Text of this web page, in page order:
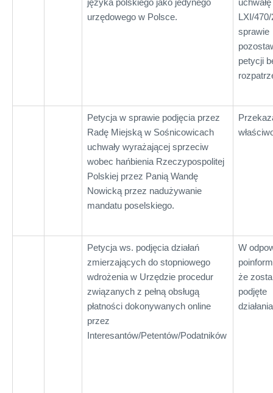
języka polskiego jako jedynego
urzędowego w Polsce.
LXI/
sprawie
petycji
Petycja w sprawie podjęcia przez
Radę Miejską w Sośnicowicach
uchwały wyrażającej sprzeciw
wobec hańbienia Rzeczypospolitej
Polskiej przez Panią Wandę
Nowicką przez nadużywanie
mandatu poselskiego.
Petycja ws. podjęcia działań
zmierzających do stopniowego
wdrożenia w Urzędzie procedur
związanych z pełną obsługą
płatności dokonywanych online
przez
Interesantów/Petentów/Podatników
W
że
podjęte